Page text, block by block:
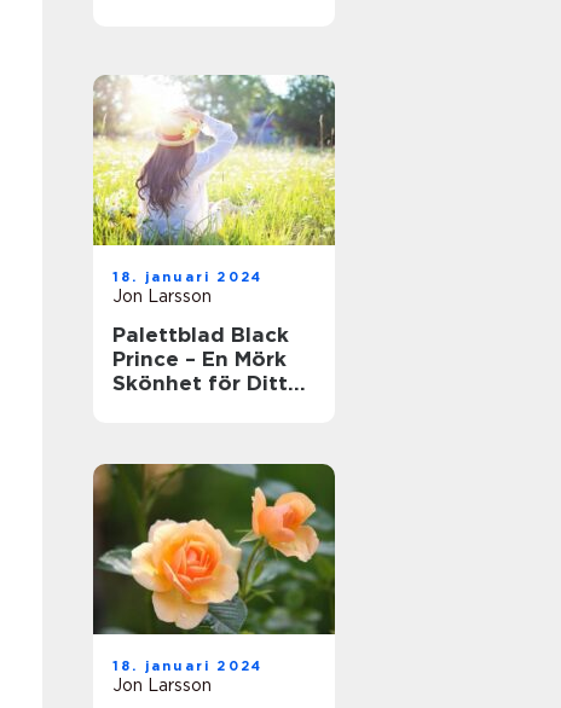
18. januari 2024
Jon Larsson
Palettblad Black
Prince – En Mörk
Skönhet för Ditt
18. januari 2024
Jon Larsson